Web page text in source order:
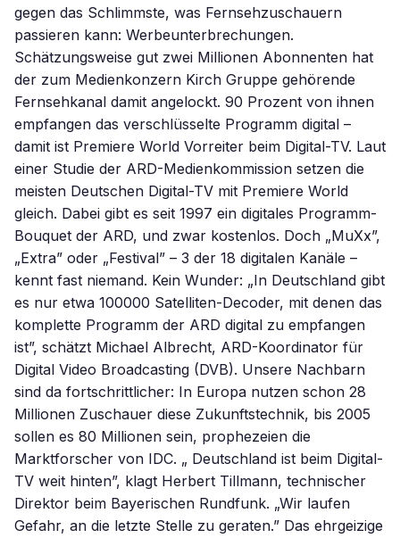
gegen das Schlimmste, was Fernsehzuschauern
passieren kann: Werbeunterbrechungen.
Schätzungsweise gut zwei Millionen Abonnenten hat
der zum Medienkonzern Kirch Gruppe gehörende
Fernsehkanal damit angelockt. 90 Prozent von ihnen
empfangen das verschlüsselte Programm digital –
damit ist Premiere World Vorreiter beim Digital-TV. Laut
einer Studie der ARD-Medienkommission setzen die
meisten Deutschen Digital-TV mit Premiere World
gleich. Dabei gibt es seit 1997 ein digitales Programm-
Bouquet der ARD, und zwar kostenlos. Doch „MuXx”,
„Extra” oder „Festival” – 3 der 18 digitalen Kanäle –
kennt fast niemand. Kein Wunder: „In Deutschland gibt
es nur etwa 100000 Satelliten-Decoder, mit denen das
komplette Programm der ARD digital zu empfangen
ist”, schätzt Michael Albrecht, ARD-Koordinator für
Digital Video Broadcasting (DVB). Unsere Nachbarn
sind da fortschrittlicher: In Europa nutzen schon 28
Millionen Zuschauer diese Zukunftstechnik, bis 2005
sollen es 80 Millionen sein, prophezeien die
Marktforscher von IDC. „ Deutschland ist beim Digital-
TV weit hinten”, klagt Herbert Tillmann, technischer
Direktor beim Bayerischen Rundfunk. „Wir laufen
Gefahr, an die letzte Stelle zu geraten.” Das ehrgeizige